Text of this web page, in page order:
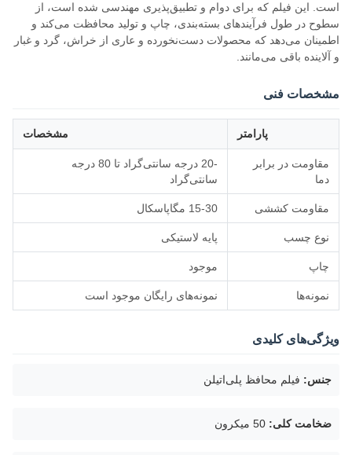
است. این فیلم که برای دوام و تطبیق‌پذیری مهندسی شده است، از
سطوح در طول فرآیندهای بسته‌بندی، چاپ و تولید محافظت می‌کند و
اطمینان می‌دهد که محصولات دست‌نخورده و عاری از خراش، گرد و غبار
و آلاینده باقی می‌مانند.
مشخصات فنی
پارامتر مشخصات
مقاومت در برابر
دما
-20 درجه سانتی‌گراد تا 80 درجه
سانتی‌گراد
مقاومت کششی 15-30 مگاپاسکال
نوع چسب پایه لاستیکی
چاپ موجود
نمونه‌ها نمونه‌های رایگان موجود است
ویژگی‌های کلیدی
جنس:فیلم محافظ پلی‌اتیلن
ضخامت کلی:50 میکرون